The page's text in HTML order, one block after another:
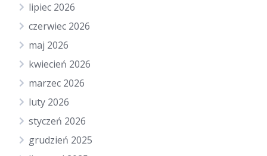
lipiec 2026
czerwiec 2026
maj 2026
kwiecień 2026
marzec 2026
luty 2026
styczeń 2026
grudzień 2025